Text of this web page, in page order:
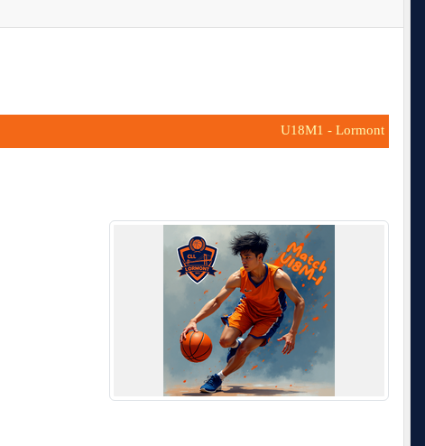
U18M1 - Lormont